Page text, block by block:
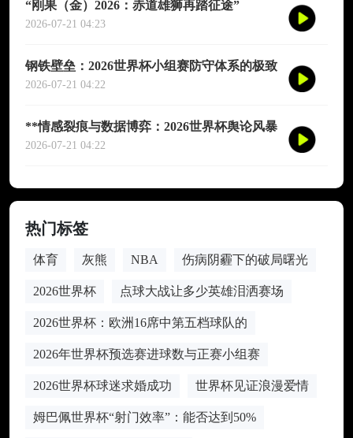
“刚果（金）2026：赤道雄狮再踏征途”
2026-07-21 04:23
钢铁壁垒：2026世界杯小组赛防守体系的极致
博弈
2026-07-21 04:22
**情感裂痕与数据博弈：2026世界杯舆论风暴
的多维解构**
2026-07-21 04:22
热门标签
体育 灰熊 NBA 伤病阴霾下的破局曙光
2026世界杯 点球大战让多少英雄泪洒赛场
2026世界杯：欧洲16席中第五档球队的
2026年世界杯预选赛进球数与正赛小组赛
2026世界杯球迷求婚成功 世界杯见证浪漫爱情
姆巴佩世界杯“射门效率”：能否达到50%